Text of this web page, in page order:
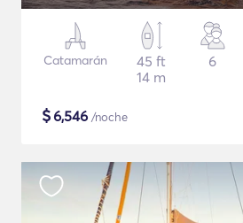
Catamarán
45 ft
14 m
6
$6,546 /noche